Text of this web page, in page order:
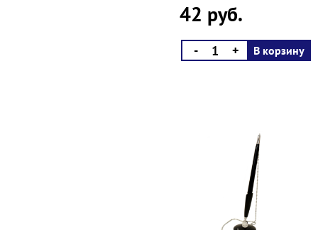
42 руб.
- + В корзину